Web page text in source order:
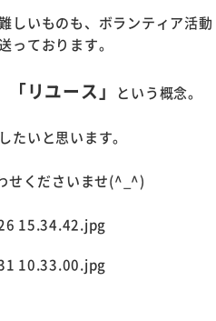
しいものも、ボランティア活動
っております。
「リユース」 という概念。
たいと思います。
せくださいませ(^_^)